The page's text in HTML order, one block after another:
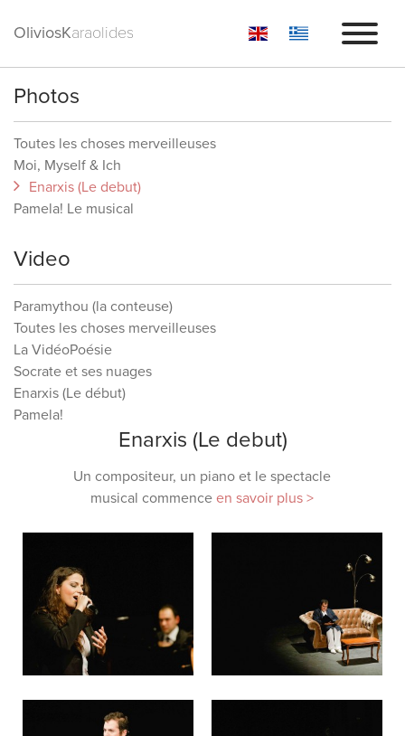
OliviosKaraolides
BIOGRAPHIE
PRODUCTIONS
ME CONTACTER
Photos
Toutes les choses merveilleuses
Moi, Myself & Ich
Enarxis (Le debut)
Pamela! Le musical
Video
Paramythou (la conteuse)
Toutes les choses merveilleuses
La VidéoPoésie
Socrate et ses nuages
Enarxis (Le début)
Pamela!
Enarxis (Le debut)
Un compositeur, un piano et le spectacle
musical commenceen savoir plus >